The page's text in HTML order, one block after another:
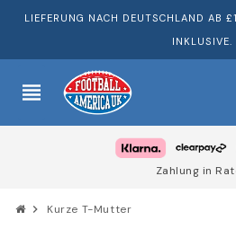
LIEFERUNG NACH DEUTSCHLAND AB
INKLUSIVE.
view_headline
Zahlung in
chevron_right Kurze T-Mutter